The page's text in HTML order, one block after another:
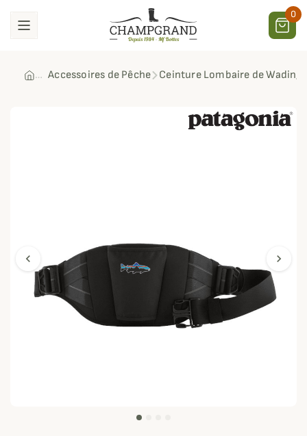
0
Accessoires de Pêche Ceinture Lombaire de Wading
chevron_left chevron_right